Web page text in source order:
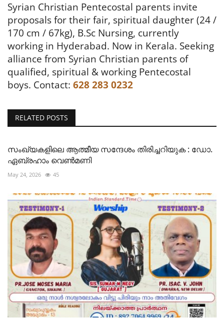
Syrian Christian Pentecostal parents invite
proposals for their fair, spiritual daughter (24 /
170 cm / 67kg), B.Sc Nursing, currently
working in Hyderabad. Now in Kerala. Seeking
alliance from Syrian Christian parents of
qualified, spiritual & working Pentecostal
boys. Contact: 628 283 0232
RELATED POSTS
സംഖ്യകളിലെ ആത്മീയ സന്ദേശം തിരിച്ചറിയുക : ഡോ.
ഏബ്രഹാം വെൺമണി
May 24, 2026 45